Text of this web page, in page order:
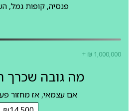
פנסיה, קופות גמל,
+ ₪ 1,000,000
מה גובה שכרך
אם עצמאי, אז מחזור